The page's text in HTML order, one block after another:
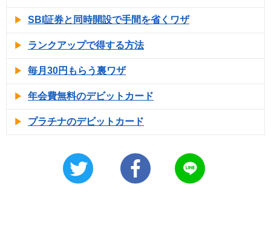
SBI証券と同時開設で手間を省くワザ
ランクアップで得する方法
毎月30円もらう裏ワザ
年会費無料のデビットカード
プラチナのデビットカード